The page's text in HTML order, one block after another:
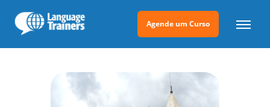
Agende um Curso